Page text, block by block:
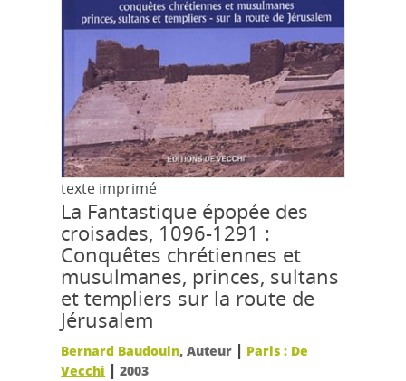
texte imprimé
La Fantastique épopée des
croisades, 1096-1291 :
Conquêtes chrétiennes et
musulmanes, princes, sultans
et templiers sur la route de
Jérusalem
Bernard Baudouin, Auteur | Paris : De
Vecchi |2003